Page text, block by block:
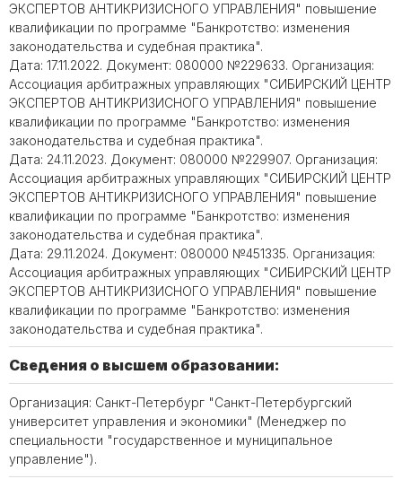
ЭКСПЕРТОВ АНТИКРИЗИСНОГО УПРАВЛЕНИЯ" повышение
квалификации по программе "Банкротство: изменения
законодательства и судебная практика".
Дата: 17.11.2022. Документ: 080000 №229633. Организация:
Ассоциация арбитражных управляющих "СИБИРСКИЙ ЦЕНТР
ЭКСПЕРТОВ АНТИКРИЗИСНОГО УПРАВЛЕНИЯ" повышение
квалификации по программе "Банкротство: изменения
законодательства и судебная практика".
Дата: 24.11.2023. Документ: 080000 №229907. Организация:
Ассоциация арбитражных управляющих "СИБИРСКИЙ ЦЕНТР
ЭКСПЕРТОВ АНТИКРИЗИСНОГО УПРАВЛЕНИЯ" повышение
квалификации по программе "Банкротство: изменения
законодательства и судебная практика".
Дата: 29.11.2024. Документ: 080000 №451335. Организация:
Ассоциация арбитражных управляющих "СИБИРСКИЙ ЦЕНТР
ЭКСПЕРТОВ АНТИКРИЗИСНОГО УПРАВЛЕНИЯ" повышение
квалификации по программе "Банкротство: изменения
законодательства и судебная практика".
Сведения о высшем образовании:
Организация: Санкт-Петербург "Санкт-Петербургский
университет управления и экономики" (Менеджер по
специальности "государственное и муниципальное
управление").